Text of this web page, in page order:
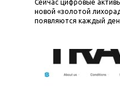
Сейчас цифровые
новой «золотой
появляются каждый